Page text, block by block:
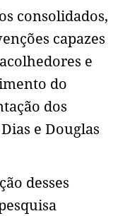
consolidados,
capazes
e
do
dos
e Douglas
desses